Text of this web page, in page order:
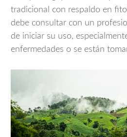
tradicional con respaldo en
debe consultar con un
de iniciar su uso,
enfermedades o se están